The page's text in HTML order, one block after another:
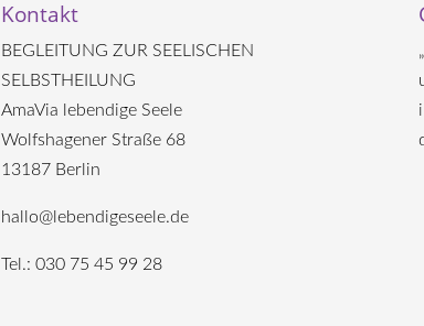
Kontakt
BEGLEITUNG ZUR SEELISCHEN
SELBSTHEILUNG
AmaVia lebendige Seele
Wolfshagener Straße 68
13187 Berlin
hallo@lebendigeseele.de
Tel.: 030 75 45 99 28